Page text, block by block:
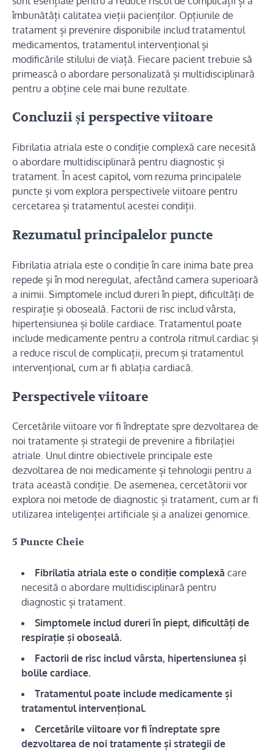
îmbunătăți calitatea vieții pacienților. Opțiunile de
tratament și prevenire disponibile includ tratamentul
medicamentos, tratamentul intervențional și
modificările stilului de viață. Fiecare pacient trebuie să
primească o abordare personalizată și multidisciplinară
pentru a obține cele mai bune rezultate.
Concluzii și perspective viitoare
Fibrilatia atriala este o condiție complexă care necesită
o abordare multidisciplinară pentru diagnostic și
tratament. În acest capitol, vom rezuma principalele
puncte și vom explora perspectivele viitoare pentru
cercetarea și tratamentul acestei condiții.
Rezumatul principalelor puncte
Fibrilatia atriala este o condiție în care inima bate prea
repede și în mod neregulat, afectând camera superioară
a inimii. Simptomele includ dureri în piept, dificultăți de
respirație și oboseală. Factorii de risc includ vârsta,
hipertensiunea și bolile cardiace. Tratamentul poate
include medicamente pentru a controla ritmul cardiac și
a reduce riscul de complicații, precum și tratamentul
intervențional, cum ar fi ablația cardiacă.
Perspectivele viitoare
Cercetările viitoare vor fi îndreptate spre dezvoltarea de
noi tratamente și strategii de prevenire a fibrilației
atriale. Unul dintre obiectivele principale este
dezvoltarea de noi medicamente și tehnologii pentru a
trata această condiție. De asemenea, cercetătorii vor
explora noi metode de diagnostic și tratament, cum ar fi
utilizarea inteligenței artificiale și a analizei genomice.
5 Puncte Cheie
Fibrilatia atriala este o condiție complexă care
necesită o abordare multidisciplinară pentru
diagnostic și tratament.
Simptomele includ dureri în piept, dificultăți de
respirație și oboseală.
Factorii de risc includ vârsta, hipertensiunea și
bolile cardiace.
Tratamentul poate include medicamente și
tratamentul intervențional.
Cercetările viitoare vor fi îndreptate spre
dezvoltarea de noi tratamente și strategii de